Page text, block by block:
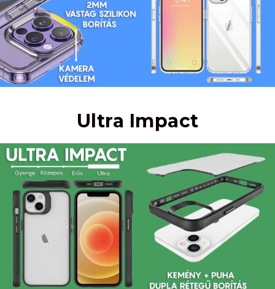
Ultra Impact